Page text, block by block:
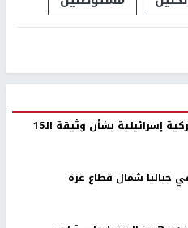
عن الطعام إلى 11
عن الطعام إلى 11